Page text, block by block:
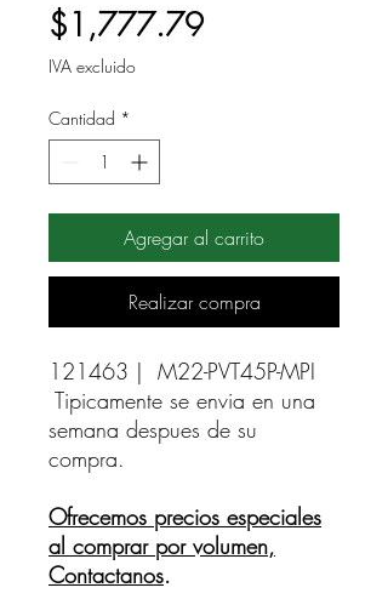
$1,777.79Precio
IVA excluido
Cantidad *
Agregar al carrito
Realizar compra
121463 |  M22-PVT45P-MPI
Tipicamente se envia en una
semana despues de su
compra.
Ofrecemos precios especiales
al comprar por volumen,
Contactanos.